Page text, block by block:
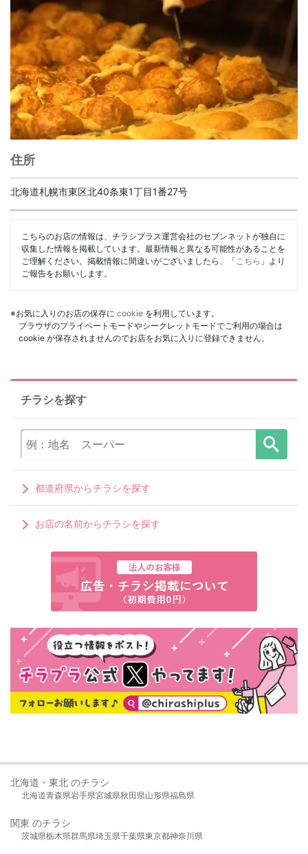
住所
北海道札幌市東区北40条東1丁目1番27号
こちらのお店の情報は、チラシプラス運営会社のセブンネットが独自に
収集した情報を掲載しています。最新情報と異なる可能性があることを
ご理解ください。掲載情報に間違いがございましたら、「 こちら 」より
ご報告をお願いします。
※お気に入りのお店の保存に cookie を利用しています。
ブラウザのプライベートモードやシークレットモードでご利用の場合は
cookie が保存されませんのでお店をお気に入りに登録できません。
チラシを探す
都道府県からチラシを探す
お店の名前からチラシを探す
北海道・東北 のチラシ
北海道青森県岩手県宮城県秋田県山形県福島県
関東 のチラシ
茨城県栃木県群馬県埼玉県千葉県東京都神奈川県